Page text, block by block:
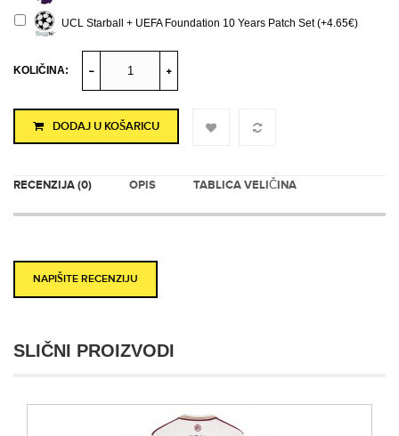
UCL Starball + UEFA Foundation 10 Years Patch Set (+4.65€)
KOLIČINA:
DODAJ U KOŠARICU
RECENZIJA (0) OPIS TABLICA VELIČINA
NAPIŠITE RECENZIJU
SLIČNI PROIZVODI